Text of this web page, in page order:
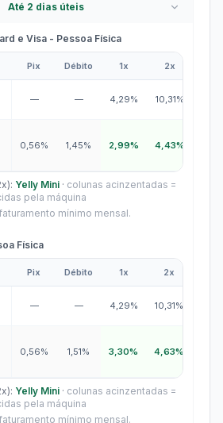
Até 2 dias úteis
e Visa - Pessoa Física
Pix Débito 1x 2x
— — 4,29% 10,31%
0,56% 1,45% 2,99% 4,43%
Yelly Mini · colunas acinzentadas =
pela máquina
mínimo mensal.
Física
Pix Débito 1x 2x
— — 4,29% 10,31%
0,56% 1,51% 3,30% 4,63%
Yelly Mini · colunas acinzentadas =
pela máquina
mínimo mensal.